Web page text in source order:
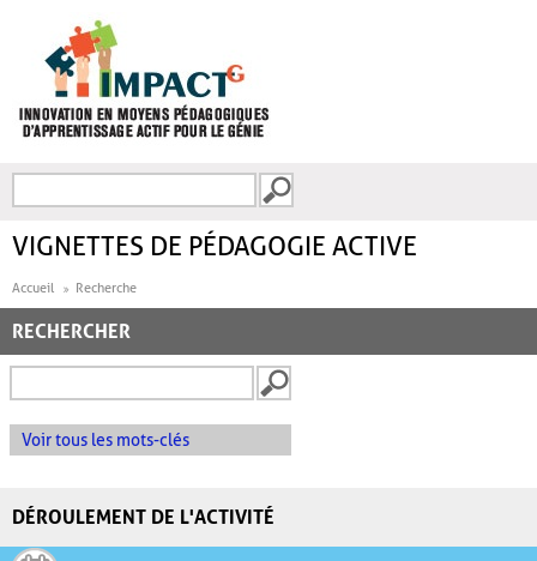
FORMULAIRE DE
VIGNETTES DE PÉDAGOGIE ACTIVE
Accueil Recherche
RECHERCHER
Voir tous les mots-clés
DÉROULEMENT DE L'ACTIVITÉ